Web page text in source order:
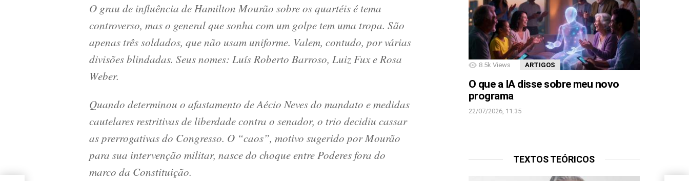
O grau de influência de Hamilton Mourão sobre os quartéis é tema
controverso, mas o general que sonha com um golpe tem uma tropa. São
apenas três soldados, que não usam uniforme. Valem, contudo, por várias
divisões blindadas. Seus nomes: Luís Roberto Barroso, Luiz Fux e Rosa
Weber.
Quando determinou o afastamento de Aécio Neves do mandato e medidas
cautelares restritivas de liberdade contra o senador, o trio decidiu cassar
as prerrogativas do Congresso. O “caos”, motivo sugerido por Mourão
para sua intervenção militar, nasce do choque entre Poderes fora do
marco da Constituição.
8.5k Views ARTIGOS
O que a IA disse sobre meu novo
programa
22/07/2026, 11:35
TEXTOS TEÓRICOS